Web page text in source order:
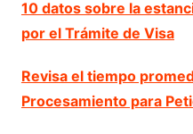
10 datos sobre la
por el Trámite de Visa
Revisa el tiempo
Procesamiento para